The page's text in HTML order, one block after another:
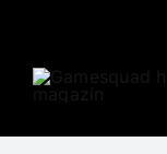
content